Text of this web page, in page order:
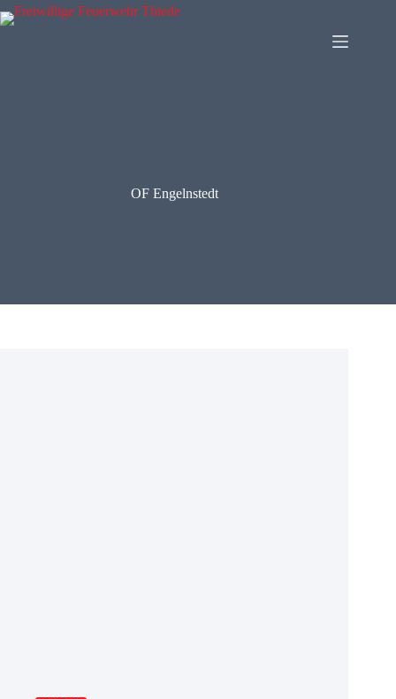
Zum
Inhalt
OF Engelnstedt